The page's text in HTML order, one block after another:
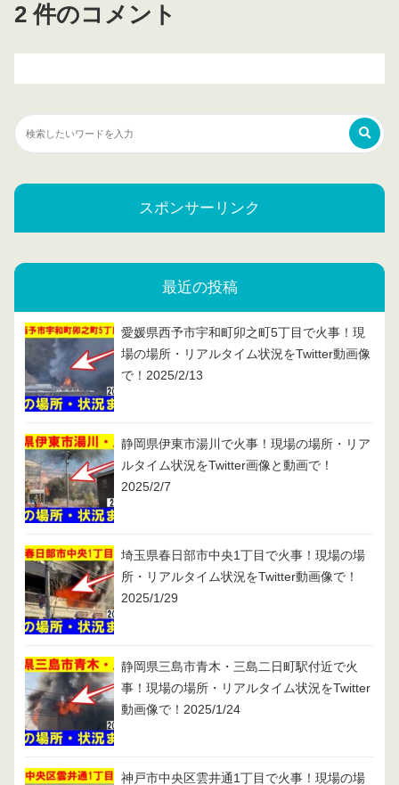
2 件のコメント
スポンサーリンク
最近の投稿
愛媛県西予市宇和町卯之町5丁目で火事！現
場の場所・リアルタイム状況をTwitter動画像
で！2025/2/13
静岡県伊東市湯川で火事！現場の場所・リア
ルタイム状況をTwitter画像と動画で！
2025/2/7
埼玉県春日部市中央1丁目で火事！現場の場
所・リアルタイム状況をTwitter動画像で！
2025/1/29
静岡県三島市青木・三島二日町駅付近で火
事！現場の場所・リアルタイム状況をTwitter
動画像で！2025/1/24
神戸市中央区雲井通1丁目で火事！現場の場